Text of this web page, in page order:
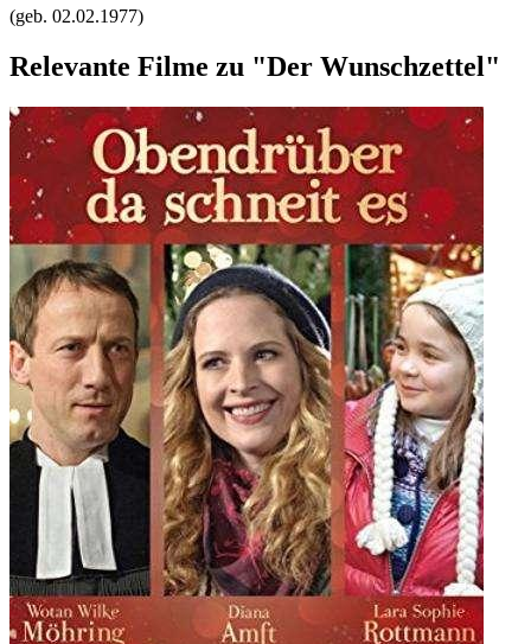
(geb. 02.02.1977)
Relevante Filme zu "Der Wunschzettel"